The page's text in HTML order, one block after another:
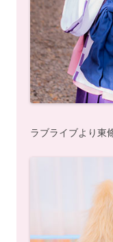
ラブライブより東